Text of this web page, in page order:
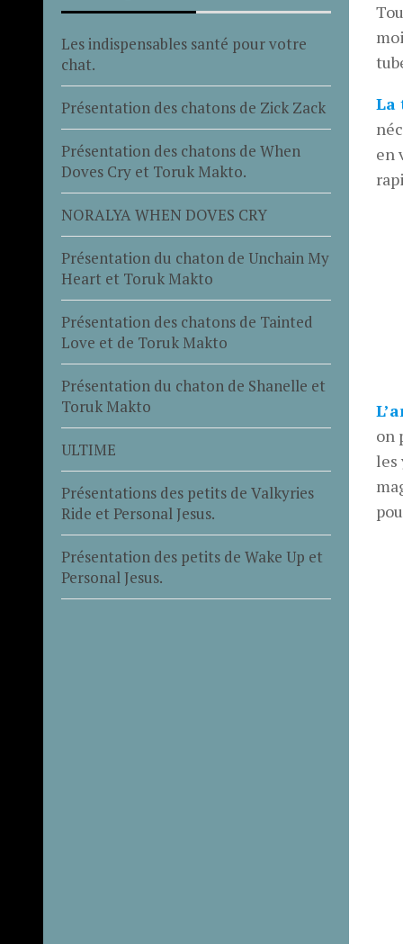
La
en
on
les
Les indispensables santé pour votre
chat.
Présentation des chatons de Zick Zack
Présentation des chatons de When
Doves Cry et Toruk Makto.
NORALYA WHEN DOVES CRY
Présentation du chaton de Unchain My
Heart et Toruk Makto
Présentation des chatons de Tainted
Love et de Toruk Makto
Présentation du chaton de Shanelle et
Toruk Makto
ULTIME
Présentations des petits de Valkyries
Ride et Personal Jesus.
Présentation des petits de Wake Up et
Personal Jesus.